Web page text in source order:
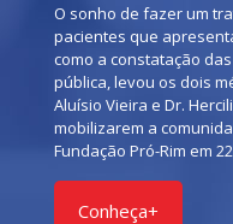
O sonho de fazer um
pacientes que
como a constatação
pública, levou os dois
Aluísio Vieira e Dr.
mobilizarem a
Fundação Pró-Rim em
Conheça+